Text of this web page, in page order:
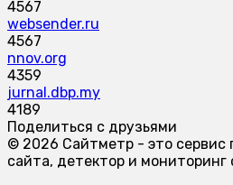
4567
websender.ru
4567
nnov.org
4359
jurnal.dbp.my
4189
Поделиться с друзьями
© 2026 Сайтметр - это сервис
сайта, детектор и мониторинг